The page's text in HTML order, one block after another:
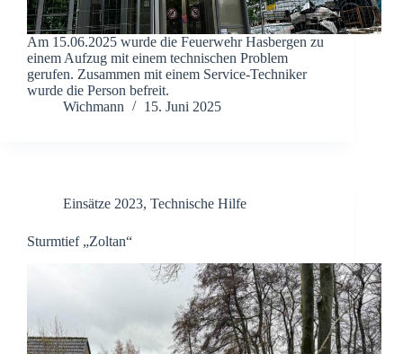
Am 15.06.2025 wurde die Feuerwehr Hasbergen zu
einem Aufzug mit einem technischen Problem
gerufen. Zusammen mit einem Service-Techniker
wurde die Person befreit.
Wichmann
15. Juni 2025
Einsätze 2023, Technische Hilfe
Sturmtief „Zoltan“